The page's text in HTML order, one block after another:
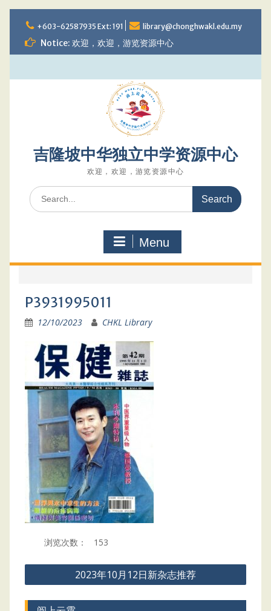
to
content
+603-62587935 Ext: 191 library@chonghwakl.edu.my
Notice: 欢迎，欢迎，游览资源中心
吉隆坡中华独立中学资源中心
欢迎，欢迎，游览资源中心
Search
for:
Menu
P3931995011
12/10/2023 CHKL Library
浏览次数： 153
Post
navigation
2023年10月12日新杂志推荐